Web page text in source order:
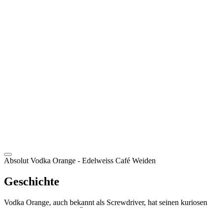
Absolut Vodka Orange - Edelweiss Café Weiden
Geschichte
Vodka Orange, auch bekannt als Screwdriver, hat seinen kuriosen